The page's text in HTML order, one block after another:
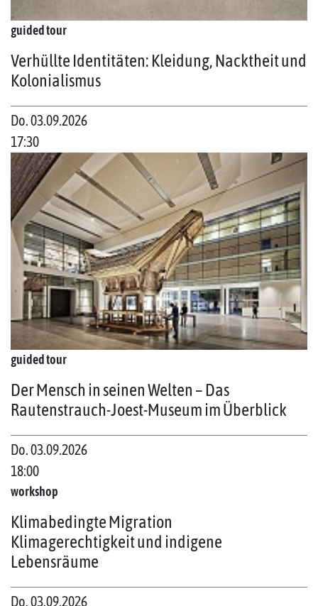
guided tour
Verhüllte Identitäten: Kleidung, Nacktheit und
Kolonialismus
Do. 03.09.2026
17:30
guided tour
Der Mensch in seinen Welten – Das
Rautenstrauch-Joest-Museum im Überblick
Do. 03.09.2026
18:00
workshop
Klimabedingte Migration
Klimagerechtigkeit und indigene
Lebensräume
Do. 03.09.2026